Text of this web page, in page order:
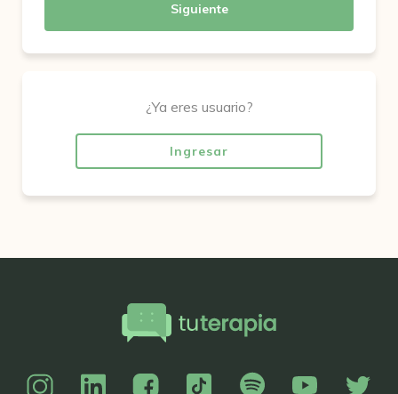
Siguiente
¿Ya eres usuario?
Ingresar